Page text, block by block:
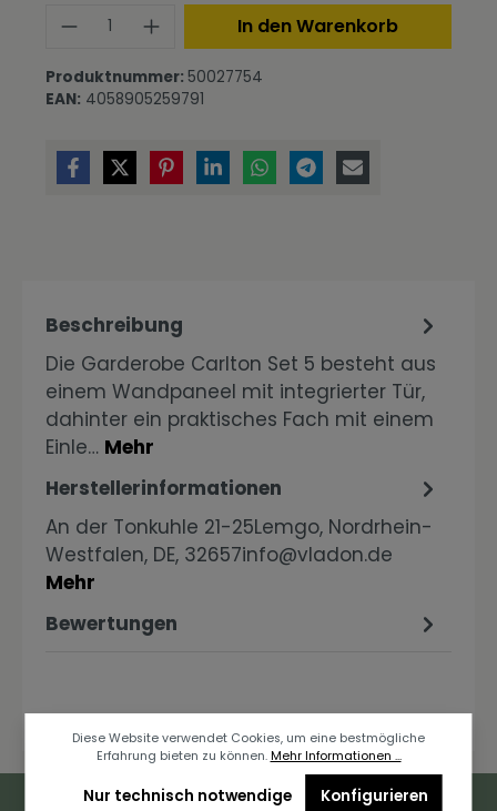
Produkt Anzahl: Gib den
In den Warenkorb
Produktnummer: 50027754
EAN: 4058905259791
Beschreibung
Die Garderobe Carlton Set 5 besteht aus
einem Wandpaneel mit integrierter Tür,
dahinter ein praktisches Fach mit einem
Einle… Mehr
Herstellerinformationen
An der Tonkuhle 21-25Lemgo, Nordrhein-
Westfalen, DE, 32657info@vladon.de
Mehr
Bewertungen
Deutschlandweiter Kostenloser Versand
Diese Website verwendet Cookies, um eine bestmögliche
Erfahrung bieten zu können. Mehr Informationen ...
Nur technisch notwendige Konfigurieren